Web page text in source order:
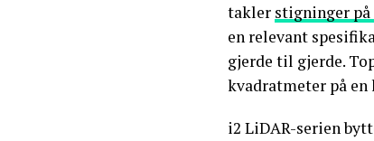
takler stigninger
en relevant
gjerde til gjerde.
kvadratmeter på en
i2 LiDAR-serien